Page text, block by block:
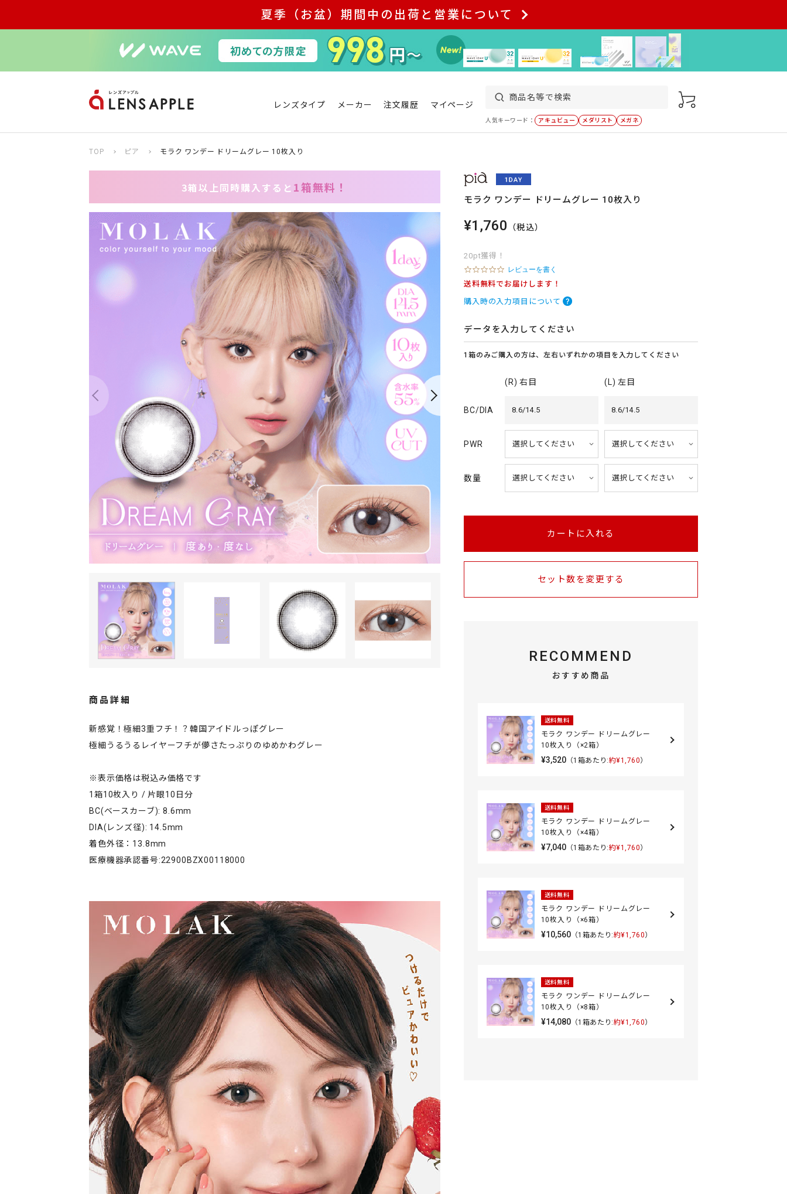
夏季（お盆）期間中の出荷と営業について
レンズタイプ メーカー 注文履歴 マイページ
人気キーワード： アキュビュー メダリスト メガネ
TOP ピア モラク ワンデー ドリームグレー 10枚入り
3箱以上同時購入すると 1箱無料！
商品詳細
新感覚！極細3重フチ！？韓国アイドルっぽグレー
極細うるうるレイヤーフチが儚さたっぷりのゆめかわグレー
※表示価格は税込み価格です
1箱10枚入り / 片眼10日分
BC(ベースカーブ): 8.6mm
DIA(レンズ径): 14.5mm
着色外径：13.8mm
医療機器承認番号:22900BZX00118000
モラク ワンデー ドリームグレー 10枚入り
¥1,760 （税込）
20pt獲得！
0
.
0
s
r
r
a
t
n
g
レビューを書く
送料無料でお届けします！
購入時の入力項目について
データを入力してください
1箱のみご購入の方は、左右いずれかの項目を入力してください
(R) 右目 (L) 左目
BC/DIA 8.6/14.5 8.6/14.5
PWR
数量
カートに入れる
セット数を変更する
RECOMMEND
おすすめ商品
送料無料
モラク ワンデー ドリームグレー
10枚入り（×2箱）
¥3,520（1箱あたり:約¥1,760）
送料無料
モラク ワンデー ドリームグレー
10枚入り（×4箱）
¥7,040（1箱あたり:約¥1,760）
送料無料
モラク ワンデー ドリームグレー
10枚入り（×6箱）
¥10,560（1箱あたり:約¥1,760）
送料無料
モラク ワンデー ドリームグレー
10枚入り（×8箱）
¥14,080（1箱あたり:約¥1,760）